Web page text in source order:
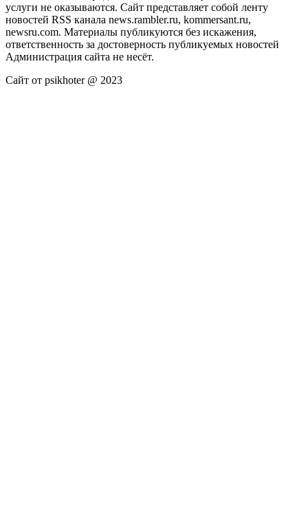
услуги не оказываются. Сайт представляет собой ленту
новостей RSS канала news.rambler.ru, kommersant.ru,
newsru.com. Материалы публикуются без искажения,
ответственность за достоверность публикуемых новостей
Администрация сайта не несёт.
Сайт от psikhoter @ 2023